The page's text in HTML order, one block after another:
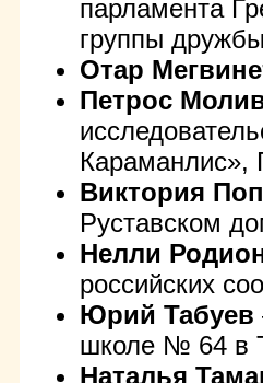
парламента
группы
Отар
Петрос
Караманлис»,
Виктория
Руставском
Нелли
российских
Юрий Табуев
школе № 64 в
Наталья